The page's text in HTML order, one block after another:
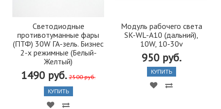
Светодиодные
противотуманные фары
(ПТФ) 30W ГА-зель. Бизнес
2-х режимные (Белый-
Желтый)
1490 руб. 2500 руб.
КУПИТЬ
Модуль рабочего света
SK-WL-А10 (дальний),
10W, 10-30v
950 руб.
КУПИТЬ